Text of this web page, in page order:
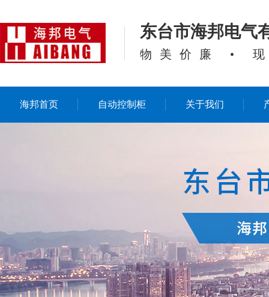
东台市海邦电气
物美价廉 •
海邦首页 自动控制柜 关于我们